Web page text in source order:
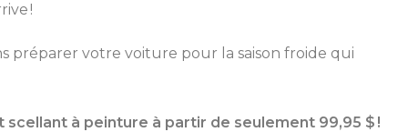
!
préparer votre voiture pour la saison froide qui
à peinture à partir de seulement 99,95 $ !
GRANBY